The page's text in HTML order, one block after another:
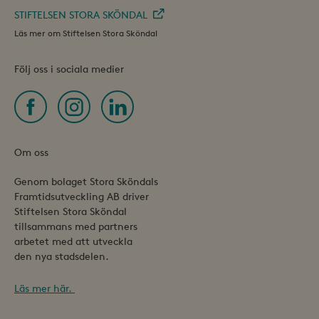
STIFTELSEN STORA SKÖNDAL
Läs mer om Stiftelsen Stora Sköndal
Följ oss i sociala medier
Om oss
Genom bolaget Stora Sköndals
Framtidsutveckling AB driver
Stiftelsen Stora Sköndal
tillsammans med partners
arbetet med att utveckla
den nya stadsdelen.
Läs mer här.